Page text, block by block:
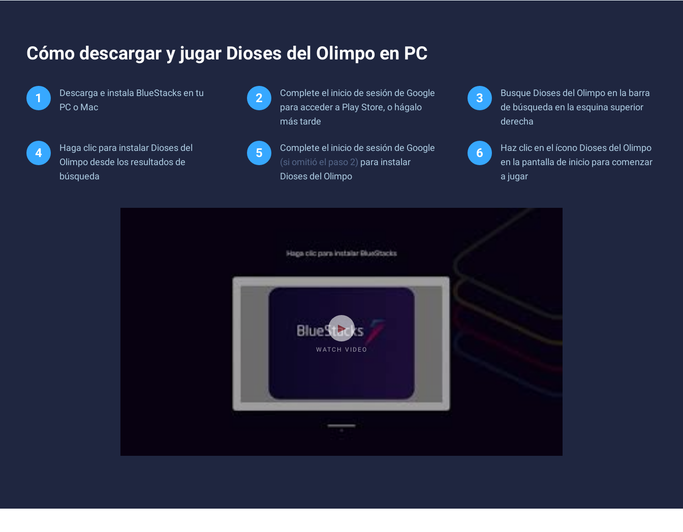
Cómo descargar y jugar Dioses del Olimpo en PC
Descarga e instala BlueStacks en tu
PC o Mac
Complete el inicio de sesión de Google
para acceder a Play Store, o hágalo
más tarde
Busque Dioses del Olimpo en la barra
de búsqueda en la esquina superior
derecha
Haga clic para instalar Dioses del
Olimpo desde los resultados de
búsqueda
Complete el inicio de sesión de Google
(si omitió el paso 2) para instalar
Dioses del Olimpo
Haz clic en el ícono Dioses del Olimpo
en la pantalla de inicio para comenzar
a jugar
WATCH VIDEO